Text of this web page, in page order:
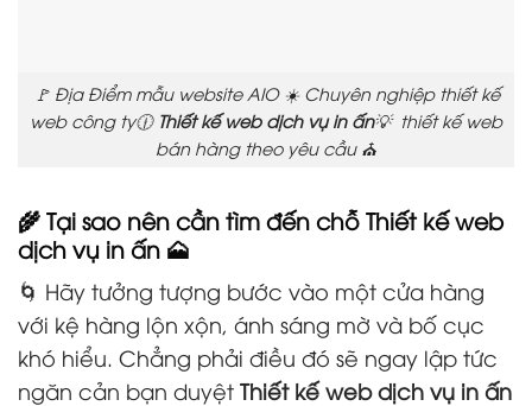
🚩 Địa Điểm mẫu website AIO ☀️ Chuyên nghiệp thiết kế
web công ty🕧 Thiết kế web dịch vụ in ấn💡 thiết kế web
bán hàng theo yêu cầu ⛪
🌾 Tại sao nên cần tìm đến chỗThiết kế web
dịch vụ in ấn 🗻
🌀 Hãy tưởng tượng bước vào một cửa hàng
với kệ hàng lộn xộn, ánh sáng mờ và bố cục
khó hiểu. Chẳng phải điều đó sẽ ngay lập tức
ngăn cản bạn duyệt Thiết kế web dịch vụ in ấn